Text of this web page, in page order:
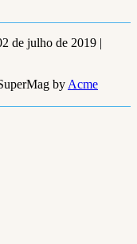
de julho de 2019 |
by Acme